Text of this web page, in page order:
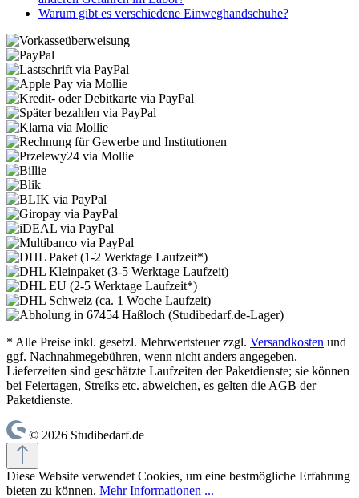
Warum gibt es verschiedene Einweghandschuhe?
* Alle Preise inkl. gesetzl. Mehrwertsteuer zzgl. Versandkosten und
ggf. Nachnahmegebühren, wenn nicht anders angegeben.
Lieferzeiten sind geschätzte Laufzeiten der Paketdienste; sie können
bei Feiertagen, Streiks etc. abweichen, es gelten die AGB der
Paketdienste.
© 2026 Studibedarf.de
Diese Website verwendet Cookies, um eine bestmögliche Erfahrung
bieten zu können. Mehr Informationen ...